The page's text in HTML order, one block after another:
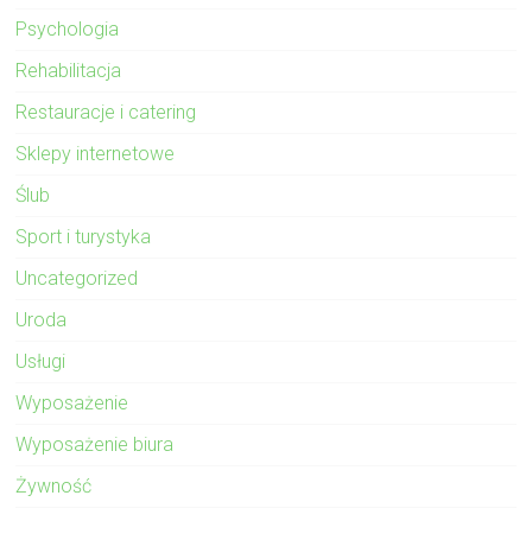
Psychologia
Rehabilitacja
Restauracje i catering
Sklepy internetowe
Ślub
Sport i turystyka
Uncategorized
Uroda
Usługi
Wyposażenie
Wyposażenie biura
Żywność